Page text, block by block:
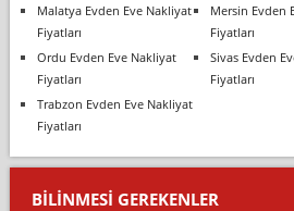
Malatya Evden Eve Nakliyat
Fiyatları
Mersin Evden
Fiyatları
Ordu Evden Eve Nakliyat
Fiyatları
Sivas Evden
Fiyatları
Trabzon Evden Eve Nakliyat
Fiyatları
BILINMESI GEREKENLER